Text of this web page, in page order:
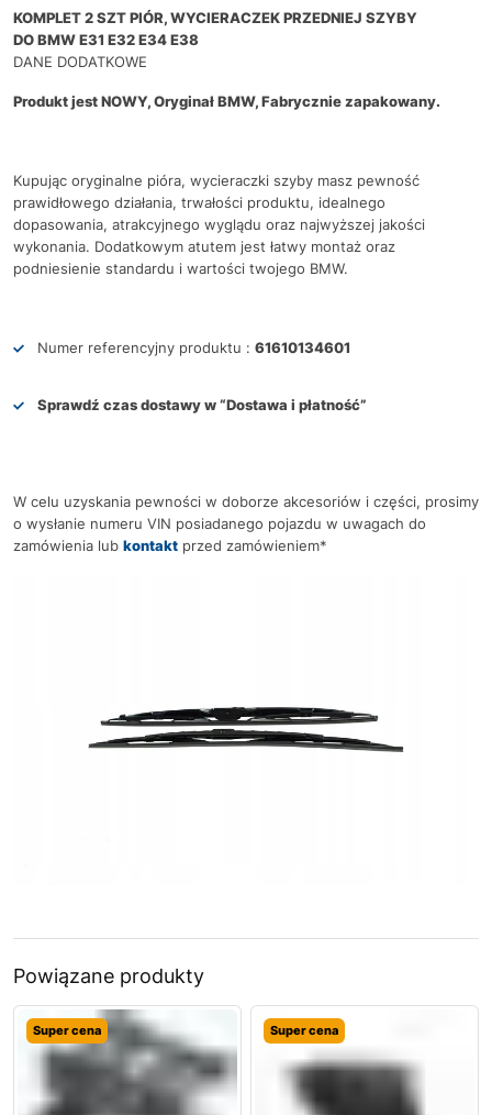
KOMPLET 2 SZT PIÓR, WYCIERACZEK PRZEDNIEJ SZYBY
DO BMW E31 E32 E34 E38
DANE DODATKOWE
Produkt jest NOWY, Oryginał BMW, Fabrycznie zapakowany.
Kupując oryginalne pióra, wycieraczki szyby masz pewność
prawidłowego działania, trwałości produktu, idealnego
dopasowania, atrakcyjnego wyglądu oraz najwyższej jakości
wykonania. Dodatkowym atutem jest łatwy montaż oraz
podniesienie standardu i wartości twojego BMW.
Numer referencyjny produktu : 61610134601
Sprawdź czas dostawy w“Dostawa i płatność”
W celu uzyskania pewności w doborze akcesoriów i części, prosimy
o wysłanie numeru VIN posiadanego pojazdu w uwagach do
zamówienia lub kontakt przed zamówieniem*
Powiązane produkty
Super cena Super cena